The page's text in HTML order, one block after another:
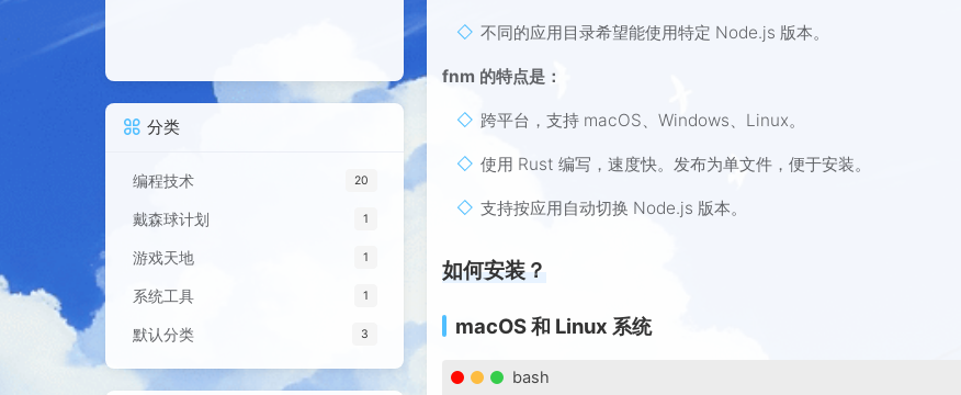
不同的应用目录希望能使用特定 Node.js 版本。
fnm 的特点是：
跨平台，支持 macOS、Windows、Linux。
使用 Rust 编写，速度快。发布为单文件，便于安装。
支持按应用自动切换 Node.js 版本。
如何安装？
macOS 和 Linux 系统
bash
分类
编程技术 20
戴森球计划 1
游戏天地 1
系统工具 1
默认分类 3